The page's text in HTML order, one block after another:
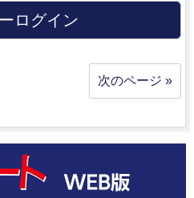
ログイン
次のページ »